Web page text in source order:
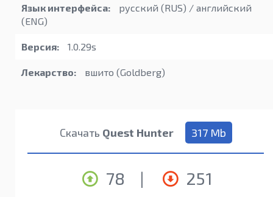
Язык интерфейса:
русский (RUS) / английский
(ENG)
Версия: 1.0.29s
Лекарство: вшито (Goldberg)
Скачать Quest Hunter 317 Mb
78 | 251